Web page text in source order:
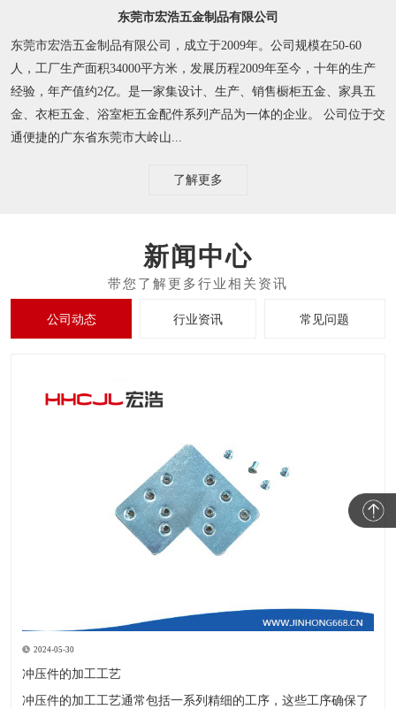
东莞市宏浩五金制品有限公司
东莞市宏浩五金制品有限公司，成立于2009年。公司规模在50-60
人，工厂生产面积34000平方米，发展历程2009年至今，十年的生产
经验，年产值约2亿。是一家集设计、生产、销售橱柜五金、家具五
金、衣柜五金、浴室柜五金配件系列产品为一体的企业。 公司位于交
通便捷的广东省东莞市大岭山...
了解更多
新闻中心
公司动态 行业资讯 常见问题
2024-05-30
冲压件的加工工艺
冲压件的加工工艺通常包括一系列精细的工序，这些工序确保了